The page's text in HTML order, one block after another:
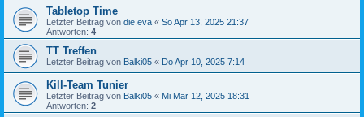
Tabletop Time
Letzter Beitrag von die.eva « So Apr 13, 2025 21:37
Antworten: 4
TT Treffen
Letzter Beitrag von Balki05 « Do Apr 10, 2025 7:14
Kill-Team Tunier
Letzter Beitrag von Balki05 « Mi Mär 12, 2025 18:31
Antworten: 2